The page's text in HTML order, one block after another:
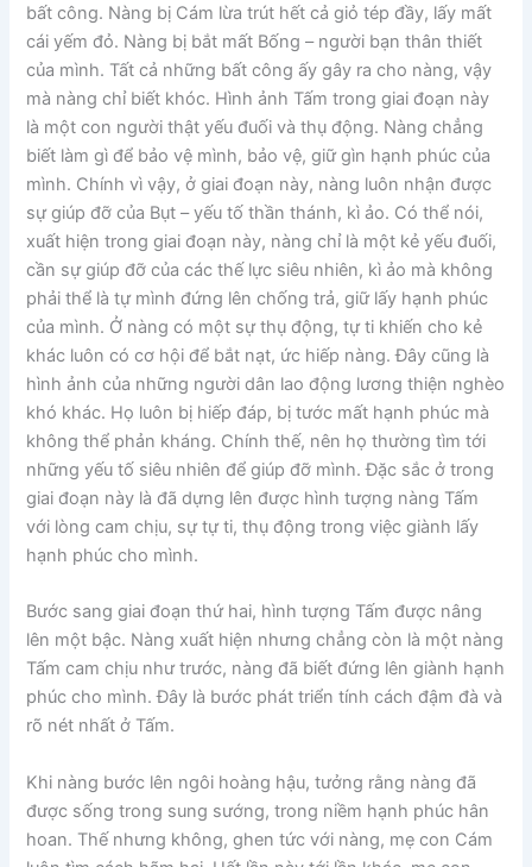
bất công. Nàng bị Cám lừa trút hết cả giỏ tép đầy, lấy mất
cái yếm đỏ. Nàng bị bắt mất Bống – người bạn thân thiết
của mình. Tất cả những bất công ấy gây ra cho nàng, vậy
mà nàng chỉ biết khóc. Hình ảnh Tấm trong giai đoạn này
là một con người thật yếu đuối và thụ động. Nàng chẳng
biết làm gì để bảo vệ mình, bảo vệ, giữ gìn hạnh phúc của
mình. Chính vì vậy, ở giai đoạn này, nàng luôn nhận được
sự giúp đỡ của Bụt – yếu tố thần thánh, kì ảo. Có thể nói,
xuất hiện trong giai đoạn này, nàng chỉ là một kẻ yếu đuối,
cần sự giúp đỡ của các thế lực siêu nhiên, kì ảo mà không
phải thể là tự mình đứng lên chống trả, giữ lấy hạnh phúc
của mình. Ở nàng có một sự thụ động, tự ti khiến cho kẻ
khác luôn có cơ hội để bắt nạt, ức hiếp nàng. Đây cũng là
hình ảnh của những người dân lao động lương thiện nghèo
khó khác. Họ luôn bị hiếp đáp, bị tước mất hạnh phúc mà
không thể phản kháng. Chính thế, nên họ thường tìm tới
những yếu tố siêu nhiên để giúp đỡ mình. Đặc sắc ở trong
giai đoạn này là đã dựng lên được hình tượng nàng Tấm
với lòng cam chịu, sự tự ti, thụ động trong việc giành lấy
hạnh phúc cho mình.
Bước sang giai đoạn thứ hai, hình tượng Tấm được nâng
lên một bậc. Nàng xuất hiện nhưng chẳng còn là một nàng
Tấm cam chịu như trước, nàng đã biết đứng lên giành hạnh
phúc cho mình. Đây là bước phát triển tính cách đậm đà và
rõ nét nhất ở Tấm.
Khi nàng bước lên ngôi hoàng hậu, tưởng rằng nàng đã
được sống trong sung sướng, trong niềm hạnh phúc hân
hoan. Thế nhưng không, ghen tức với nàng, mẹ con Cám